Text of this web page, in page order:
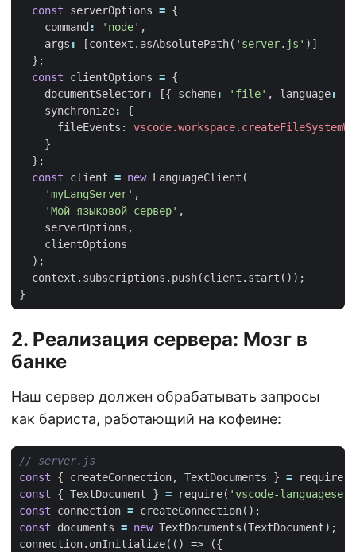
const
serverOptions = {
command : 'node' ,
args : [context . asAbsolutePath( 'server.js' )]
};
const
clientOptions = {
documentSelector: [{ scheme: 'file' , language:
synchronize:
{
fileEvents :
}
};
const
client = new LanguageClient (
'myLangServer' ,
'Мой языковой сервер' ,
serverOptions ,
clientOptions
);
context . subscriptions . push(client . start ());
}
2. Реализация сервера: Мозг в
банке
Наш сервер должен обрабатывать запросы
как бариста, работающий на кофеине:
const
{ createConnection, TextDocuments } = require
const
{ TextDocument } = require( 'vscode-
const
connection = createConnection();
const
documents = new TextDocuments (TextDocument);
connection. onInitialize(() =>
({